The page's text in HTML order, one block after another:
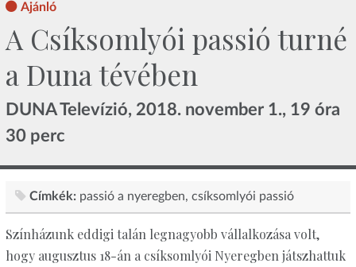
Ajánló
A Csíksomlyói passió turné
a Duna tévében
DUNA Televízió, 2018. november 1., 19 óra
30 perc
Címkék: passió a nyeregben csíksomlyói passió
Színházunk eddigi talán legnagyobb vállalkozása volt,
hogy augusztus 18-án a csíksomlyói Nyeregben játszhattuk